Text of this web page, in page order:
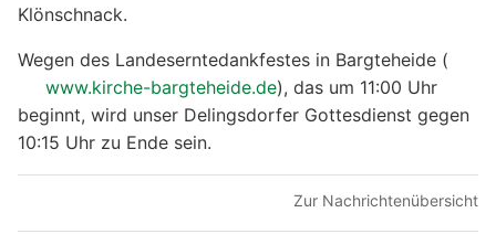
Klönschnack.
Wegen des Landeserntedankfestes in Bargteheide (
www.kirche-bargteheide.de), das um 11:00 Uhr
beginnt, wird unser Delingsdorfer Gottesdienst gegen
10:15 Uhr zu Ende sein.
Zur Nachrichtenübersicht